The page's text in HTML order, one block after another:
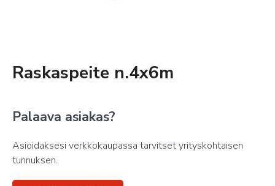
Raskaspeite n.4x6m
Palaava asiakas?
Asioidaksesi verkkokaupassa tarvitset yrityskohtaisen
tunnuksen.